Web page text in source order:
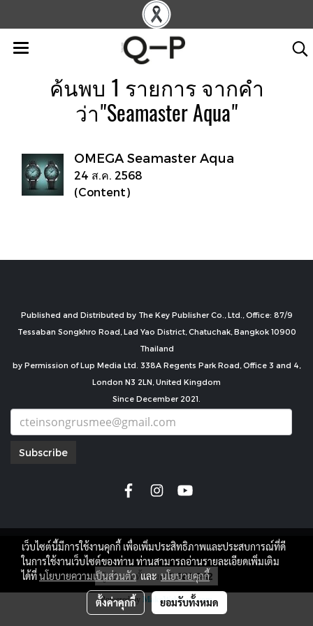
ค้นพบ 1 รายการ จากคำ
ว่า"Seamaster Aqua"
OMEGA Seamaster Aqua
24 ส.ค. 2568
(Content)
Published and Distributed by The Key Publisher Co., Ltd., Office: 87/9
Tessaban Songkhro Road, Lad Yao District, Chatuchak, Bangkok 10900
Thailand
by Permission of Lup Media Ltd. 338A Regents Park Road, Office 3 and 4,
London N3 2LN, United Kingdom
Since December 2021.
Subscribe
copyright by
ผู้เข้าชมทั้งหมด7,689,942
Powered by MakeWebEasy.com
เว็บไซต์นี้มีการใช้งานคุกกี้ เพื่อเพิ่มประสิทธิภาพและประสบการณ์ที่ดี
ในการใช้งานเว็บไซต์ของท่าน ท่านสามารถอ่านรายละเอียดเพิ่มเติม
ได้ที่นโยบายความเป็นส่วนตัวและนโยบายคุกกี้
ตั้งค่าคุกกี้ ยอมรับทั้งหมด